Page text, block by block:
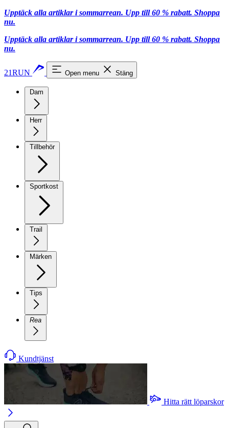
Upptäck alla artiklar i sommarrean. Upp till 60 % rabatt. Shoppa
nu.
Upptäck alla artiklar i sommarrean. Upp till 60 % rabatt. Shoppa
nu.
21RUN Open menu Stäng
Dam
Herr
Tillbehör
Sportkost
Trail
Märken
Tips
Rea
Kundtjänst
Hitta rätt löparskor